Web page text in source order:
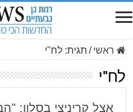
ראשי / תגית:לח"י
לח"י
אצל קריניצי בסלון: